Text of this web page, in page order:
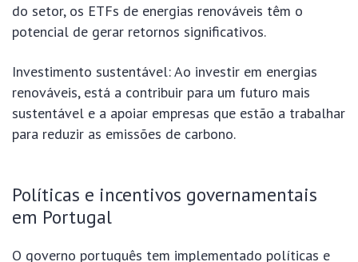
do setor, os ETFs de energias renováveis têm o
potencial de gerar retornos significativos.
Investimento sustentável: Ao investir em energias
renováveis, está a contribuir para um futuro mais
sustentável e a apoiar empresas que estão a trabalhar
para reduzir as emissões de carbono.
Políticas e incentivos governamentais
em Portugal
O governo português tem implementado políticas e